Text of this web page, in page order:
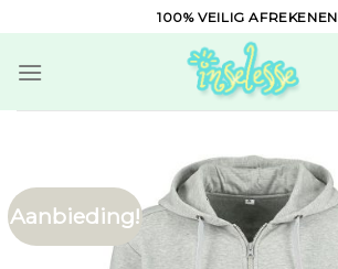
to
content
100% VEILIG AFREKENEN
Aanbieding!